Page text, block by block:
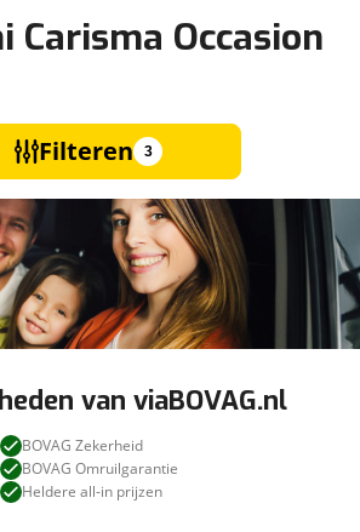
Carisma Occasion
Filteren 3
van viaBOVAG.nl
BOVAG Zekerheid
BOVAG Omruilgarantie
Heldere all-in prijzen